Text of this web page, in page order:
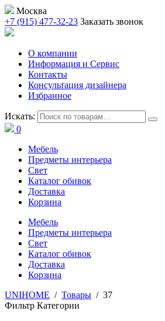
Москва
+7 (915) 477-32-23 Заказать звонок
О компании
Информация и Сервис
Контакты
Консультация дизайнера
Избранное
Искать:
0
Мебель
Предметы интерьера
Свет
Каталог обивок
Доставка
Корзина
Мебель
Предметы интерьера
Свет
Каталог обивок
Доставка
Корзина
UNIHOME / Товары / 37
Фильтр Категории